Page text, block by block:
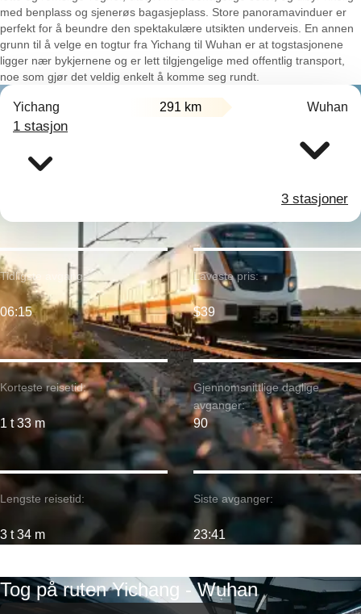
med benplass og sjenerøs bagasjeplass. Store panoramavinduer er
perfekt for å beundre den spektakulære utsikten underveis. En annen
grunn til å velge en togtur fra Yichang til Wuhan er at togstasjonene
ligger nær bykjernene og er lett tilgjengelige med offentlig transport,
noe som gjør det veldig enkelt å komme seg rundt.
Yichang 291 km Wuhan
1 stasjon
3 stasjoner
Korteste reisetid:
1 t 33 m
Tidligste avgang:
06:15
Lengste reisetid:
3 t 34 m
Laveste pris:
$39
Gjennomsnittlige daglige
avganger:
90
Siste avganger:
23:41
Tog på ruten Yichang - Wuhan